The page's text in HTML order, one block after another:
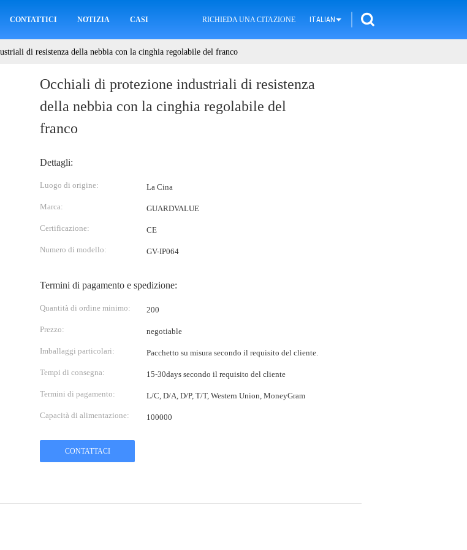
CONTATTICI NOTIZIA CASI RICHIEDA UNA CITAZIONE ITALIAN
di resistenza della nebbia con la cinghia regolabile del franco
Occhiali di protezione industriali di resistenza
della nebbia con la cinghia regolabile del
franco
Dettagli:
Luogo di origine: La Cina
Marca: GUARDVALUE
Certificazione: CE
Numero di modello: GV-IP064
Termini di pagamento e spedizione:
Quantità di ordine minimo: 200
Prezzo: negotiable
Imballaggi particolari: Pacchetto su misura secondo il requisito del cliente.
Tempi di consegna: 15-30days secondo il requisito del cliente
Termini di pagamento: L/C, D/A, D/P, T/T, Western Union, MoneyGram
Capacità di alimentazione: 100000
CONTATTACI